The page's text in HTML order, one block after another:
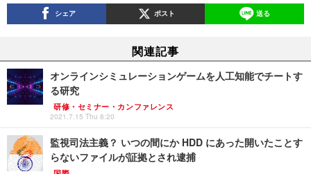
シェア ポスト 送る
関連記事
オンラインシミュレーションゲームを人工知能でチートす
る研究
研修・セミナー・カンファレンス
2021.7.15 Thu 8:20
監視司法主義？ いつの間にか HDD にあった開いたことす
らないファイルが証拠とされ逮捕